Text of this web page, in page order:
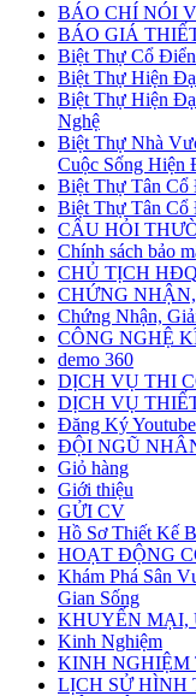
BÁO CHÍ NÓI
BÁO GIÁ
Biệt Thự Cổ
Biệt Thự Hiện
Biệt Thự Hiện
Nghệ
Biệt Thự Nhà
Cuộc Sống Hiện
Biệt Thự Tân
Biệt Thự Tân Cổ
CÂU HỎI
Chính sách bảo
CHỦ TỊCH
CHỨNG
Chứng Nhận,
CÔNG NGHỆ
demo 360
DỊCH VỤ THI
DỊCH VỤ
Đăng Ký Youtube
ĐỘI NGŨ
Giỏ hàng
Giới thiệu
GỬI CV
Hồ Sơ Thiết Kế
HOẠT ĐỘNG
Khám Phá Sân
Gian Sống
KHUYẾN MẠI,
Kinh Nghiệm
KINH NGHIỆM
LỊCH SỬ HÌNH